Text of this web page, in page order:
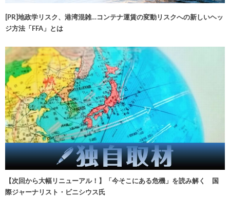
[PR]地政学リスク、港湾混雑…コンテナ運賃の変動リスクへの新しいヘッ
ジ方法「FFA」とは
【次回から大幅リニューアル！】「今そこにある危機」を読み解く 国
際ジャーナリスト・ビニシウス氏